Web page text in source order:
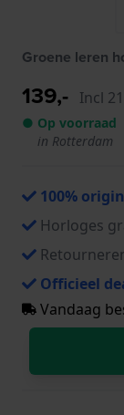
Groene leren
139,- Incl
● Op voorraad
in Rotterdam
100%
Horloges
Officieel
Vandaag